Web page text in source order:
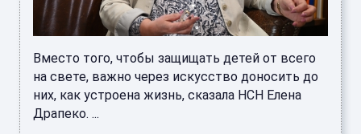
Вместо того, чтобы защищать детей от всего
на свете, важно через искусство доносить до
них, как устроена жизнь, сказала НСН Елена
Драпеко. ...